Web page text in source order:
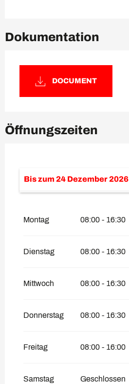
Dokumentation
DOCUMENT
Öffnungszeiten
Bis zum 24 Dezember 2026
Montag
08:00 - 16:30
Dienstag 08:00 - 16:30
Mittwoch 08:00 - 16:30
Donnerstag 08:00 - 16:30
Freitag 08:00 - 16:00
Samstag Geschlossen